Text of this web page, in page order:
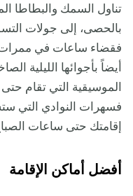
تناول السمك والبطاطا
بالحصى، إلى جولات
فقضاء ساعات في ممرات
أيضاً بأجوائها الليلية
الموسيقية التي تقام
فسهرات النوادي التي
إقامتك حتى ساعات
أفضل أماكن الإقامة